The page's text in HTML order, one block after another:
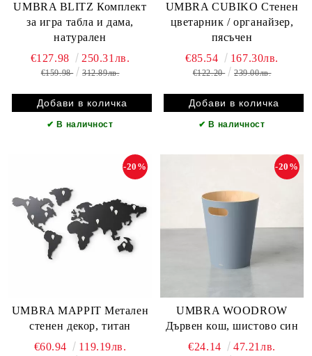
UMBRA BLITZ Комплект
за игра табла и дама,
натурален
€127.98 250.31лв.
€159.98 312.89лв.
✔ В наличност
UMBRA CUBIKO Стенен
цветарник / органайзер,
пясъчен
€85.54 167.30лв.
€122.20 239.00лв.
✔ В наличност
UMBRA MAPPIT Метален
стенен декор, титан
-20%
€60.94 119.19лв.
UMBRA WOODROW
Дървен кош, шистово син
-20%
€24.14 47.21лв.